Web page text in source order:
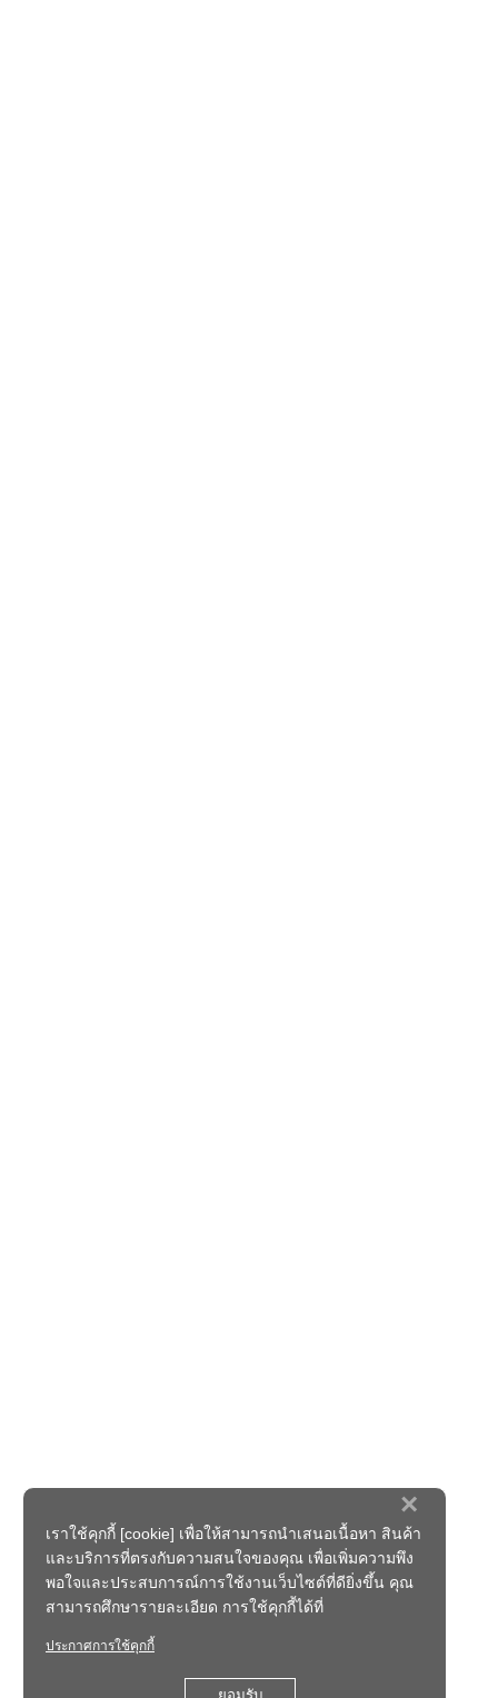
×
เราใช้คุกกี้ [cookie] เพื่อให้สามารถนำเสนอเนื้อหา สินค้า
และบริการที่ตรงกับความสนใจของคุณ เพื่อเพิ่มความพึง
พอใจและประสบการณ์การใช้งานเว็บไซต์ที่ดียิ่งขึ้น คุณ
สามารถศึกษารายละเอียด การใช้คุกกี้ได้ที่
ประกาศการใช้คุกกี้
ยอมรับ